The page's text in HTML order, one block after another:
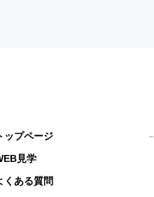
ップページ
見学
くある質問